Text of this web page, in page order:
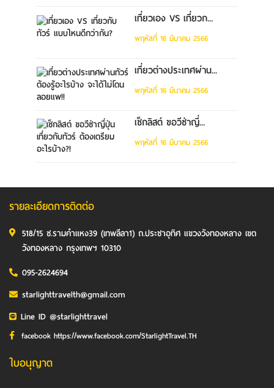
เที่ยวเอง VS เที่ยวก...
พฤหัสที่ 16 มีนาคม 2566
เที่ยวต่างประเทศผ่าน...
พฤหัสที่ 16 มีนาคม 2566
เช็กลิสต์ ขอวีซ่าญี่...
พฤหัสที่ 16 มีนาคม 2566
รายละเอียดการติดต่อ
518/15 ซ.รามคำแหง39 (เทพลีลา1) ถ.ประชาอุทิศ แขวงวังทองหลาง เขต
วังทองหลาง กรุงเทพฯ 10310
095-2624694
starlighttravelth@gmail.com
Line ID @starlighttravel
facebook https://www.facebook.com/StarlightTravel.TH
ใบอนุญาต